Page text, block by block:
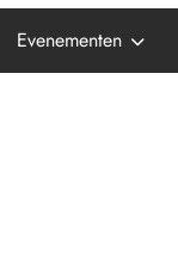
Evenementen